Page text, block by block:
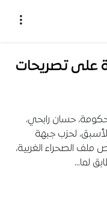
على تصريحات
حسان رابحي،
لحزب جبهة
ملف الصحراء الغربية،
لما…